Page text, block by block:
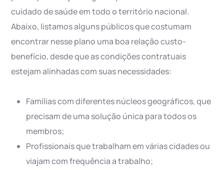
cuidado de saúde em todo o território nacional.
Abaixo, listamos alguns públicos que costumam
encontrar nesse plano uma boa relação custo-
benefício, desde que as condições contratuais
estejam alinhadas com suas necessidades:
Famílias com diferentes núcleos geográficos, que
precisam de uma solução única para todos os
membros;
Profissionais que trabalham em várias cidades ou
viajam com frequência a trabalho;